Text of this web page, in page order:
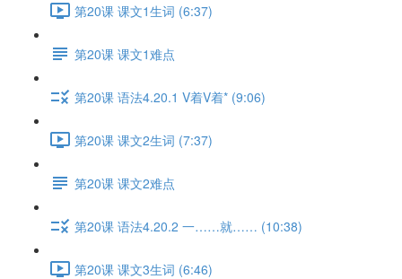
第20课 课文1生词 (6:37)
第20课 课文1难点
第20课 语法4.20.1 V着V着* (9:06)
第20课 课文2生词 (7:37)
第20课 课文2难点
第20课 语法4.20.2 一……就…… (10:38)
第20课 课文3生词 (6:46)